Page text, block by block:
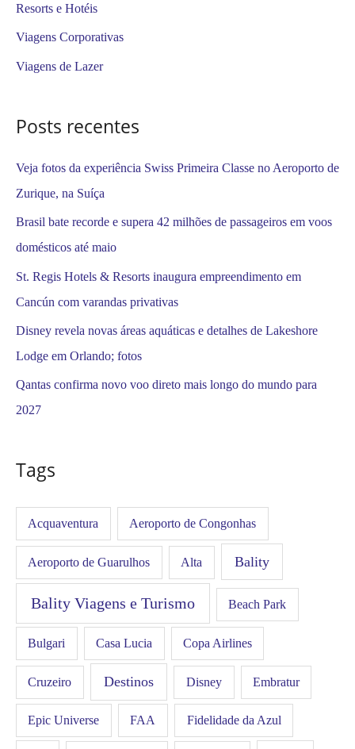
p
r
Resorts e Hotéis
Viagens Corporativas
Viagens de Lazer
Posts recentes
Veja fotos da experiência Swiss Primeira Classe no Aeroporto de
Zurique, na Suíça
Brasil bate recorde e supera 42 milhões de passageiros em voos
domésticos até maio
St. Regis Hotels & Resorts inaugura empreendimento em
Cancún com varandas privativas
Disney revela novas áreas aquáticas e detalhes de Lakeshore
Lodge em Orlando; fotos
Qantas confirma novo voo direto mais longo do mundo para
2027
Tags
Acquaventura Aeroporto de Congonhas
Aeroporto de Guarulhos Alta Bality
Bality Viagens e Turismo Beach Park
Bulgari Casa Lucia Copa Airlines
Cruzeiro Destinos Disney Embratur
Epic Universe FAA Fidelidade da Azul